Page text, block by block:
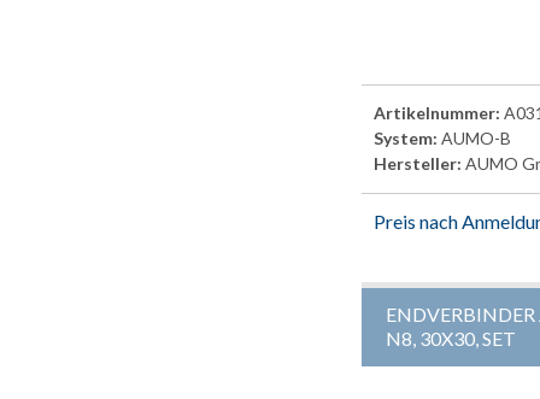
Artikelnummer:
System: AUMO-B
Hersteller: AUMO
Preis nach
ENDVERBINDER
N8, 30X30, SET